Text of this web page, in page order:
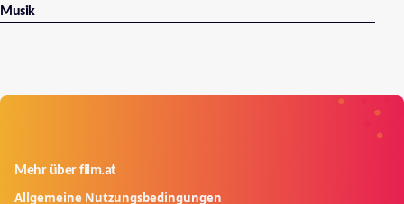
Musik
Mehr über film.at
Allgemeine Nutzungsbedingungen